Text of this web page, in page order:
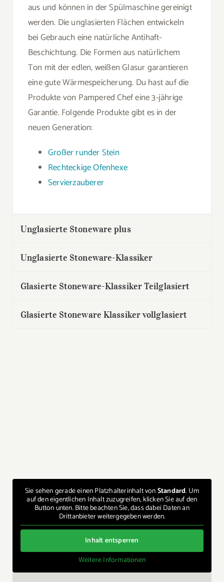
aus und können in der Spülmaschine gereinigt
werden. Die unglasierten Flächen entwickeln
bei Gebrauch eine natürliche Antihaft-
Beschichtung. Die Formen aus natürlichem
Ton mit der edlen, weißen Glasur garantieren
eine gute Wärmespeicherung. Du hast auf die
Produkte von Pampered Chef eine 3-jährige
Garantie. Folgende Produkte gibt es in der
neuen Generation:
Großer runder Stein
Rechteckige Ofenhexe
Servierzauberer
Unglasierte Stoneware plus
Unglasierte Stoneware-Klassiker
Glasierte Stoneware-Klassiker Teilglasiert
Glasierte Stoneware Klassiker vollglasiert
Sie sehen gerade einen Platzhalterinhalt vonStandard. Um
auf den eigentlichen Inhalt zuzugreifen, klicken Sie auf den
Button unten. Bitte beachten Sie, dass dabei Daten an
Drittanbieter weitergegeben werden.
Inhalt entsperren
Weitere Informationen